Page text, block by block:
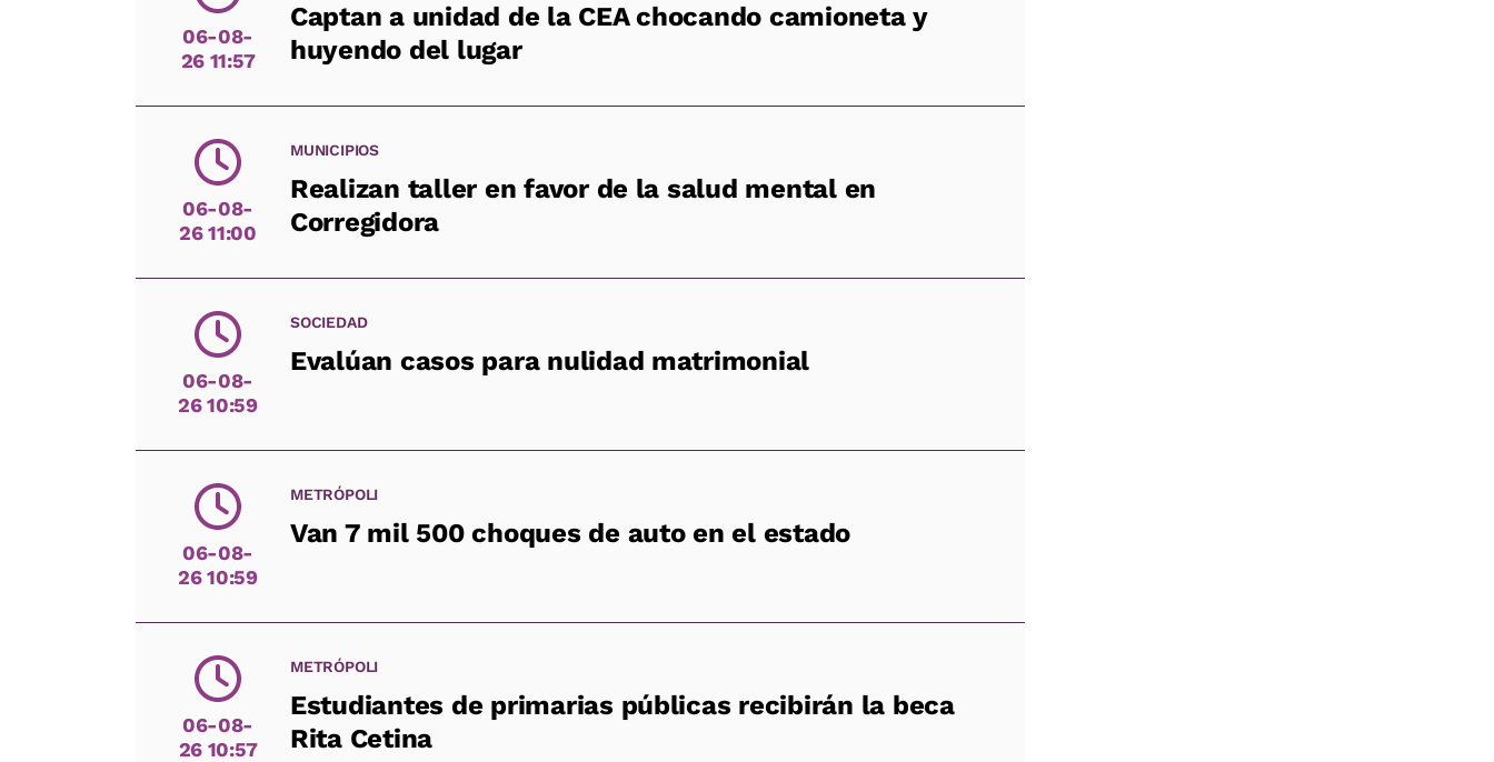
06-08-
26 11:57
Captan a unidad de la CEA chocando camioneta y
huyendo del lugar
06-08-
26 11:00
MUNICIPIOS
Realizan taller en favor de la salud mental en
Corregidora
06-08-
26 10:59
SOCIEDAD
Evalúan casos para nulidad matrimonial
06-08-
26 10:59
METRÓPOLI
Van 7 mil 500 choques de auto en el estado
06-08-
26 10:57
METRÓPOLI
Estudiantes de primarias públicas recibirán la beca
Rita Cetina